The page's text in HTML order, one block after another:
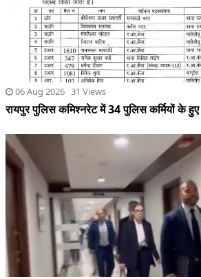
05 Aug 2026 48 Views
पीएम मोदी का वीडियो हटाने पर जुकरबर्ग ने माफी मांगी